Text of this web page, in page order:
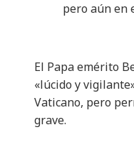
pero aún en
El Papa emérito
«lúcido y
Vaticano, pero
grave.